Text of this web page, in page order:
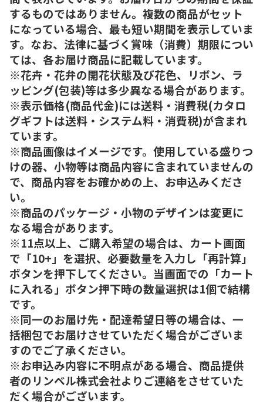
するものではありません。複数の商品がセット
になっている場合、最も短い期間を表示していま
す。なお、法律に基づく賞味（消費）期限につい
ては、各お届け商品に記載しています。
※花卉・花弁の開花状態及び花色、リボン、ラ
ッピング(包装)等は多少異なる場合があります。
※表示価格(商品代金)には送料・消費税(カタロ
グギフトは送料・システム料・消費税)が含まれ
ています。
※商品画像はイメージです。使用している盛りつ
けの器、小物等は商品内容に含まれていませんの
で、商品内容をお確かめの上、お申込みくださ
い。
※商品のパッケージ・小物のデザインは変更に
なる場合があります。
※11点以上、ご購入希望の場合は、カート画面
で「10+」を選択、必要数量を入力し「再計算」
ボタンを押下してください。当画面での「カート
に入れる」ボタン押下時の数量選択は1個で結構
です。
※同一のお届け先・配達希望日等の場合は、一
括梱包でお届けさせていただく場合がございま
すのでご了承ください。
※お申込み内容に不明点がある場合、商品提供
者のリンベル株式会社よりご連絡をさせていた
だく場合がございます。